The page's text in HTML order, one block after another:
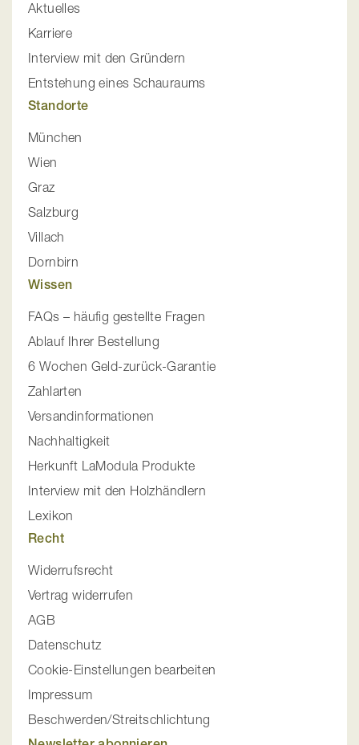
Aktuelles
Karriere
Interview mit den Gründern
Entstehung eines Schauraums
Standorte
München
Wien
Graz
Salzburg
Villach
Dornbirn
Wissen
FAQs – häufig gestellte Fragen
Ablauf Ihrer Bestellung
6 Wochen Geld-zurück-Garantie
Zahlarten
Versandinformationen
Nachhaltigkeit
Herkunft LaModula Produkte
Interview mit den Holzhändlern
Lexikon
Recht
Widerrufsrecht
Vertrag widerrufen
AGB
Datenschutz
Cookie-Einstellungen bearbeiten
Impressum
Beschwerden/Streitschlichtung